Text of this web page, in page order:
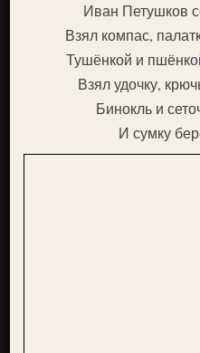
Иван Петушков
Взял компас,
Тушёнкой и
Взял удочку,
Бинокль и
И сумку